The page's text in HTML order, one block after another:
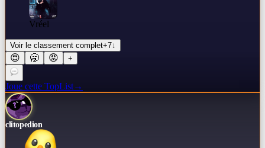
Vréel
Voir le classement complet+7↓
😍 🥱 😡 +
Joue cette TopList→
clitopedion